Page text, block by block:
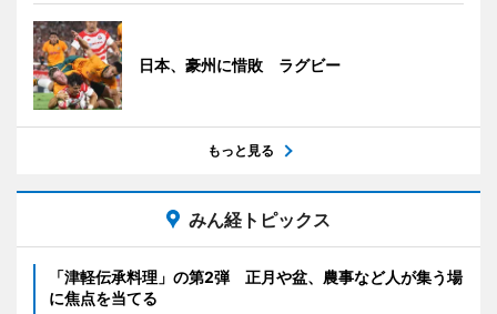
日本、豪州に惜敗 ラグビー
もっと見る
みん経トピックス
「津軽伝承料理」の第2弾 正月や盆、農事など人が集う場
に焦点を当てる